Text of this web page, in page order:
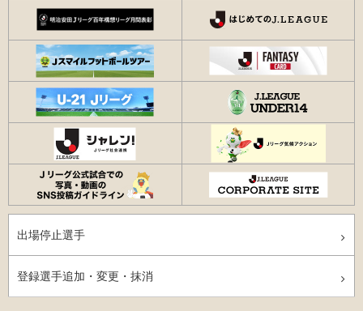
出場停止選手
登録選手追加・変更・抹消